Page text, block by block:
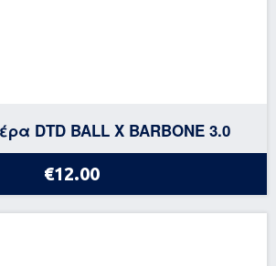
DTD BALL X BARBONE 3.0
€12.00